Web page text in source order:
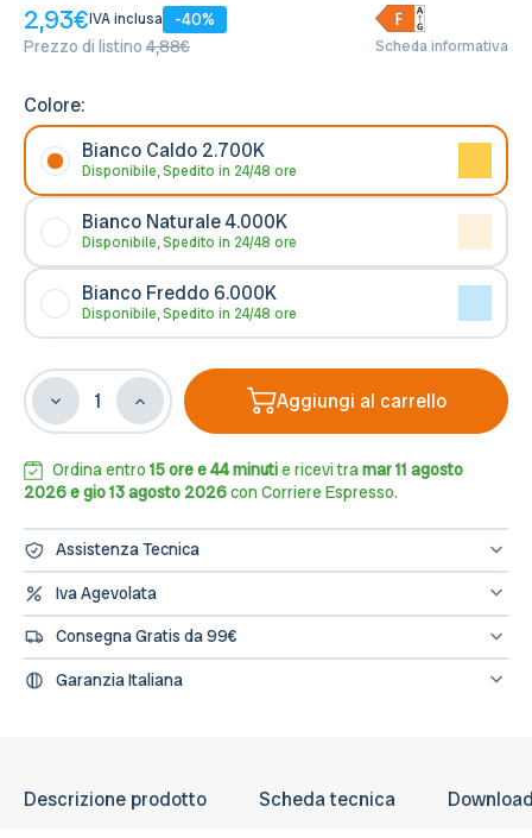
2,93€IVA inclusa
-40%
Prezzo di listino 4,88€ Scheda informativa
Colore:
Bianco Caldo 2.700K
Disponibile, Spedito in 24/48 ore
Bianco Naturale 4.000K
Disponibile, Spedito in 24/48 ore
Bianco Freddo 6.000K
Disponibile, Spedito in 24/48 ore
Diminuisci
la
di
Lampada
SOTTILE
E27
T37,
100lm/W
Aumenta
la
di
Lampada
SOTTILE
E27
9W,
T37,
100lm/W
Aggiungi al carrello
Ordina entro 15 ore e 44 minutie ricevi tramar 11 agosto
2026 e gio 13 agosto 2026con Corriere Espresso.
Assistenza Tecnica
oppure scrivici una mail a info@leddiretto.it
Iva Agevolata
concludere l'ordine direttamente dal sito segnalandolo nelle note
dell'ordine e provvederemo a fatturare e rettificare il pagamento
Consegna Gratis da 99€
Garanzia Italiana
Descrizione prodotto Scheda tecnica